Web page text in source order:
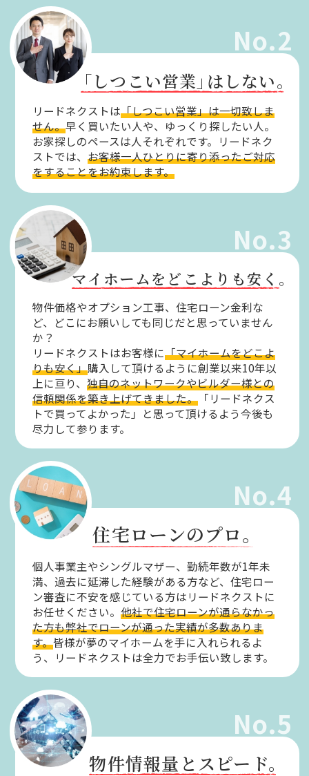
No.2
「しつこい営業」はしない。
リードネクストは「しつこい営業」は一切致しま
せん。早く買いたい人や、ゆっくり探したい人。
お家探しのペースは人それぞれです。リードネク
ストでは、お客様一人ひとりに寄り添ったご対応
をすることをお約束します。
No.3
マイホームをどこよりも安く。
物件価格やオプション工事、住宅ローン金利な
ど、どこにお願いしても同じだと思っていません
か？
リードネクストはお客様に「マイホームをどこよ
りも安く」購入して頂けるように創業以来10年以
上に亘り、独自のネットワークやビルダー様との
信頼関係を築き上げてきました。 「リードネクス
トで買ってよかった」と思って頂けるよう今後も
尽力して参ります。
No.4
住宅ローンのプロ。
個人事業主やシングルマザー、勤続年数が1年未
満、過去に延滞した経験がある方など、住宅ロー
ン審査に不安を感じている方はリードネクストに
お任せください。他社で住宅ローンが通らなかっ
た方も弊社でローンが通った実績が多数ありま
す。皆様が夢のマイホームを手に入れられるよ
う、リードネクストは全力でお手伝い致します。
No.5
物件情報量とスピード。